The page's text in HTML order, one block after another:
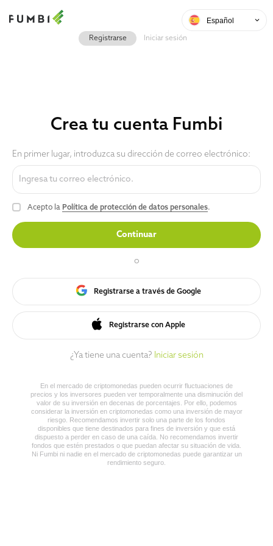
Español
Registrarse Iniciar sesión
Crea tu cuenta Fumbi
En primer lugar, introduzca su dirección de correo electrónico:
Acepto la Política de protección de datos personales.
Continuar
o
Registrarse a través de Google
Registrarse con Apple
¿Ya tiene una cuenta? Iniciar sesión
En el mercado de criptomonedas pueden ocurrir fluctuaciones de
precios y los inversores pueden ver temporalmente una disminución del
valor de su inversión en decenas de porcentajes. Por ello, podemos
considerar la inversión en criptomonedas como una inversión de mayor
riesgo. Recomendamos invertir solo una parte de los fondos
disponibles que tiene destinados para fines de inversión y que está
dispuesto a perder en caso de una caída. No recomendamos invertir
fondos que estén prestados o que puedan afectar su situación de vida.
Ni Fumbi ni nadie en el mercado de criptomonedas puede garantizar un
rendimiento seguro.